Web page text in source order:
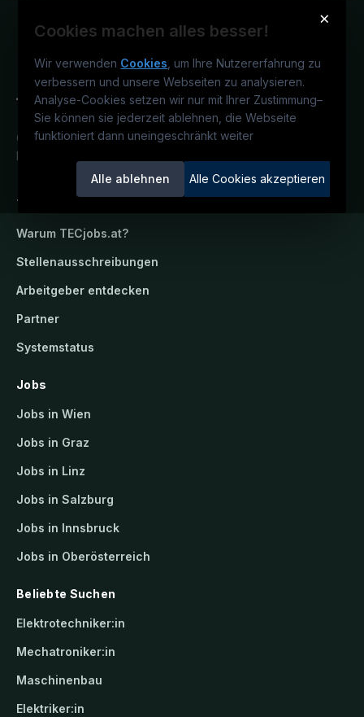
×
Cookies machen alles besser!
Wir verwenden Cookies , um Ihre Nutzererfahrung zu
verbessern und unsere Webseiten zu analysieren.
Analyse-Cookies setzen wir nur mit Ihrer Zustimmung–
Sie können sie jederzeit ablehnen, die Webseite
funktioniert dann uneingeschränkt weiter
Alle ablehnen Alle Cookies akzeptieren
Österreichs technisches Karriereportal.
Ein Service der candidatis GmbH.
TECjobs.at
Warum TECjobs.at?
Stellenausschreibungen
Arbeitgeber entdecken
Partner
Systemstatus
Jobs
Jobs in Wien
Jobs in Graz
Jobs in Linz
Jobs in Salzburg
Jobs in Innsbruck
Jobs in Oberösterreich
Beliebte Suchen
Elektrotechniker:in
Mechatroniker:in
Maschinenbau
Elektriker:in